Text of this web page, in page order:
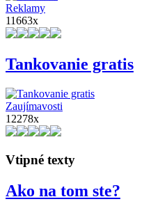
Reklamy
11663x
Tankovanie gratis
Zaujímavosti
12278x
Vtipné texty
Ako na tom ste?